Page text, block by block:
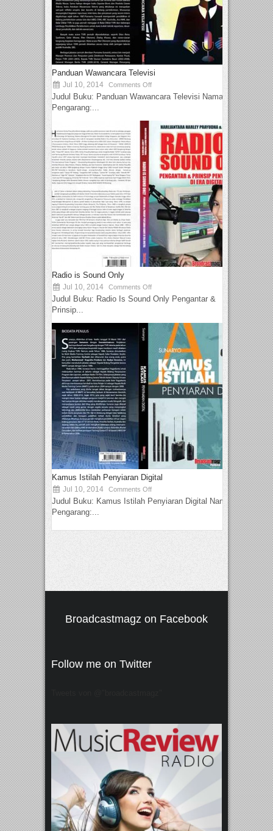
Panduan Wawancara Televisi
Jul 10, 2014 Comments Off
Judul Buku: Panduan Wawancara Televisi Nama
Pengarang:...
Radio is Sound Only
Jul 10, 2014 Comments Off
Judul Buku: Radio Is Sound Only Pengantar &
Prinsip...
Kamus Istilah Penyiaran Digital
Jul 10, 2014 Comments Off
Judul Buku: Kamus Istilah Penyiaran Digital Nama
Pengarang:...
Broadcastmagz on Facebook
Follow me on Twitter